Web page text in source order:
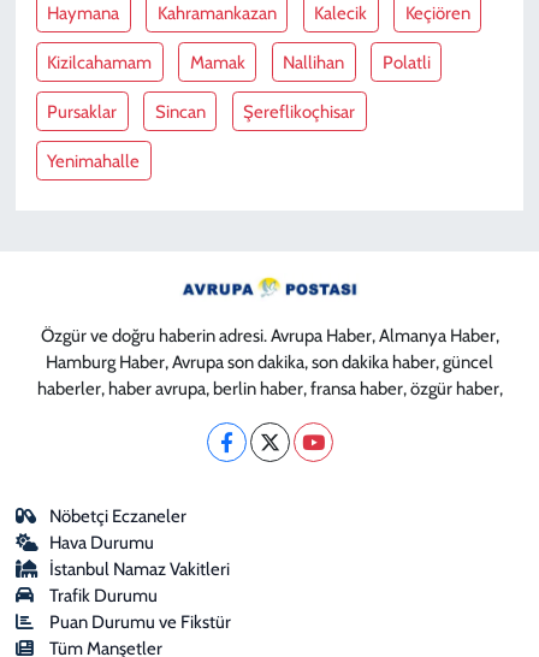
Haymana Kahramankazan Kalecik Keçiören
Kizilcahamam Mamak Nallihan Polatli
Pursaklar Sincan Şereflikoçhisar
Yenimahalle
Özgür ve doğru haberin adresi. Avrupa Haber, Almanya Haber,
Hamburg Haber, Avrupa son dakika, son dakika haber, güncel
haberler, haber avrupa, berlin haber, fransa haber, özgür haber,
Nöbetçi Eczaneler
Hava Durumu
İstanbul Namaz Vakitleri
Trafik Durumu
Puan Durumu ve Fikstür
Tüm Manşetler